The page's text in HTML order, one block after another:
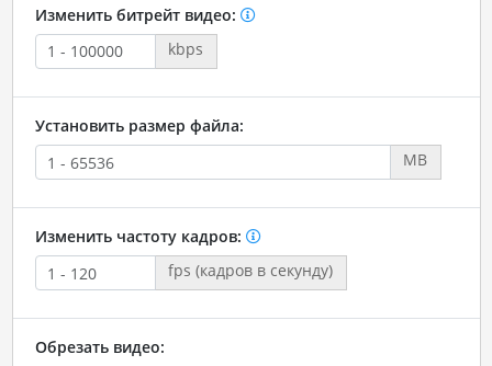
Изменить битрейт видео:
kbps
Установить размер файла:
MB
Изменить частоту кадров:
fps (кадров в секунду)
Обрезать видео: